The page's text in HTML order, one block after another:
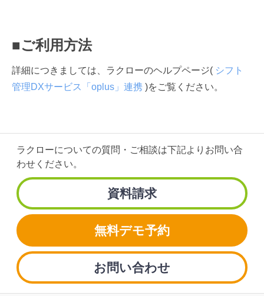
■ご利用方法
詳細につきましては、ラクローのヘルプページ( シフト
管理DXサービス「oplus」連携 )をご覧ください。
ラクローについての質問・ご相談は下記よりお問い合
わせください。
資料請求
無料デモ予約
お問い合わせ